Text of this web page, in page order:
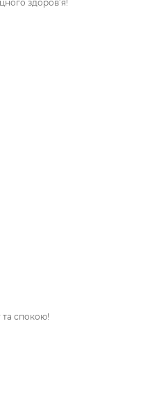
здоров’я!
спокою!